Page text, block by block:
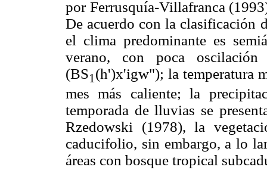
por Ferrusquía-Villafranca
De acuerdo con la clasificación
el clima predominante es
verano, con poca
(BS1 (h')x'igw"); la temperatura
mes más caliente; la
temporada de lluvias se
Rzedowski (1978), la
caducifolio, sin embargo, a lo
áreas con bosque tropical